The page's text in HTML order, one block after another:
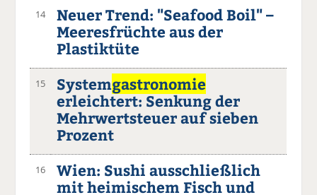
14
Neuer Trend: "Seafood Boil" –
Meeresfrüchte aus der
Plastiktüte
15 Systemgastronomie
erleichtert: Senkung der
Mehrwertsteuer auf sieben
Prozent
16
Wien: Sushi ausschließlich
mit heimischem Fisch und